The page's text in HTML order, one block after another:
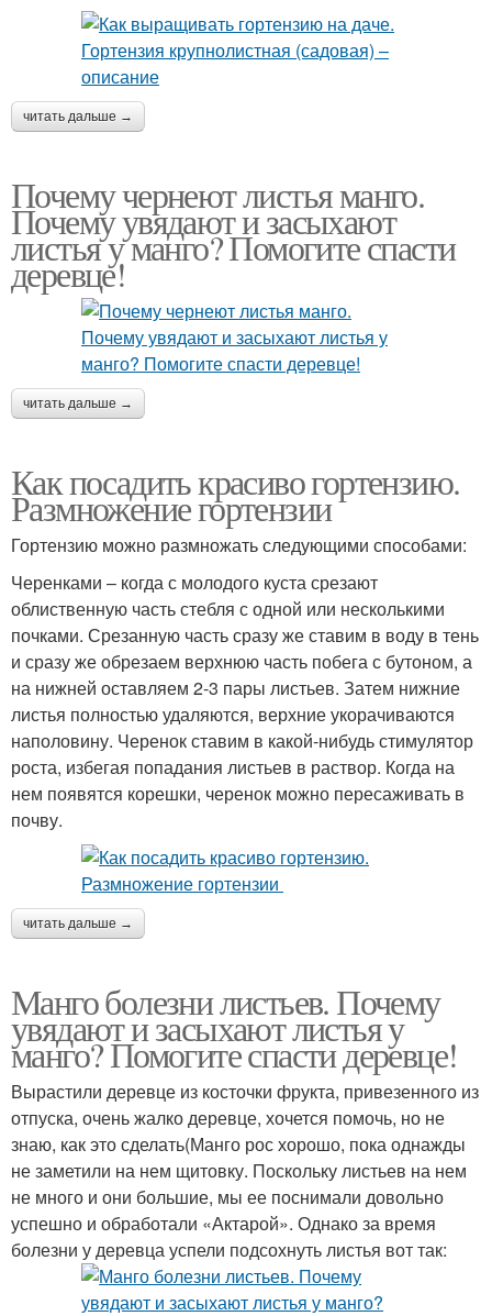
читать дальше →
Почему чернеют листья манго.
Почему увядают и засыхают
листья у манго? Помогите спасти
деревце!
читать дальше →
Как посадить красиво гортензию.
Размножение гортензии
Гортензию можно размножать следующими способами:
Черенками – когда с молодого куста срезают
облиственную часть стебля с одной или несколькими
почками. Срезанную часть сразу же ставим в воду в тень
и сразу же обрезаем верхнюю часть побега с бутоном, а
на нижней оставляем 2-3 пары листьев. Затем нижние
листья полностью удаляются, верхние укорачиваются
наполовину. Черенок ставим в какой-нибудь стимулятор
роста, избегая попадания листьев в раствор. Когда на
нем появятся корешки, черенок можно пересаживать в
почву.
читать дальше →
Манго болезни листьев. Почему
увядают и засыхают листья у
манго? Помогите спасти деревце!
Вырастили деревце из косточки фрукта, привезенного из
отпуска, очень жалко деревце, хочется помочь, но не
знаю, как это сделать(Манго рос хорошо, пока однажды
не заметили на нем щитовку. Поскольку листьев на нем
не много и они большие, мы ее поснимали довольно
успешно и обработали «Актарой». Однако за время
болезни у деревца успели подсохнуть листья вот так: